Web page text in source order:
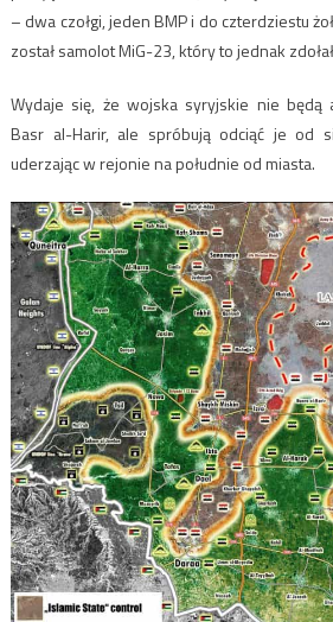
– dwa czołgi, jeden BMP i do czterdziestu
został samolot MiG-23, który to jednak
Wydaje się, że wojska syryjskie nie będą
Basr al-Harir, ale spróbują odciąć je od
uderzając w rejonie na południe od miasta.